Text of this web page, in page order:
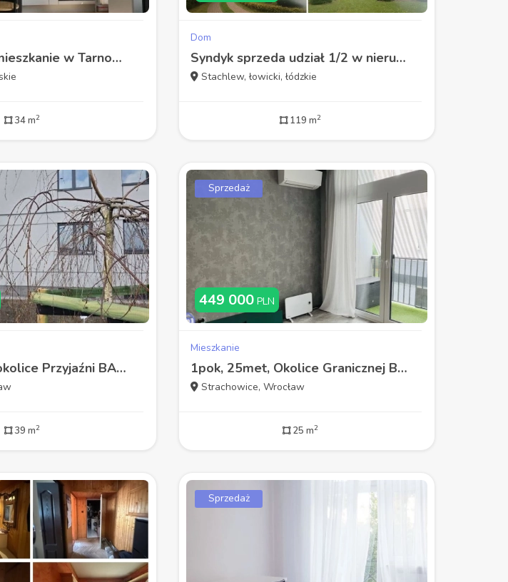
Nowoczesne mieszkanie w Tarnowie ulica Kościuszki
34 m2
Dom
Syndyk sprzeda udział 1/2 w nieruchomości Dom z budynkami gospodarczymi i dostępem do rzeki
Stachlew, łowicki, łódzkie
119 m2
2pok, 39met, okolice Przyjaźni BALKON/WINDA/MP/2025 (Wrocław)
39 m2
Sprzedaż
449 000 PLN
Mieszkanie
1pok, 25met, Okolice Granicznej BALKON/WINDA/2019 (Wrocław)
Strachowice, Wrocław
25 m2
Sprzedaż